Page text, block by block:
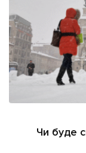
Погляди
Ініціативи
Лонгріди
Зв'язатися з нами
[email
Політика
Чи буде